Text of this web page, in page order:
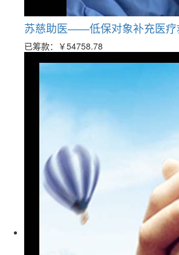
苏慈助医——低保对象补充医疗
已筹款： ￥54758.78